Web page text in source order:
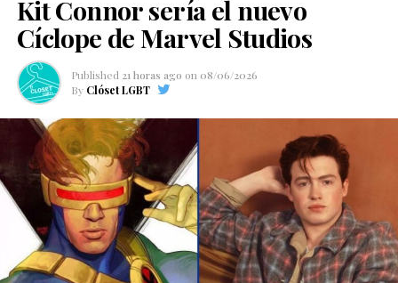
Kit Connor sería el nuevo
Cíclope de Marvel Studios
Published 21 horas ago on 08/06/2026
By Clóset LGBT